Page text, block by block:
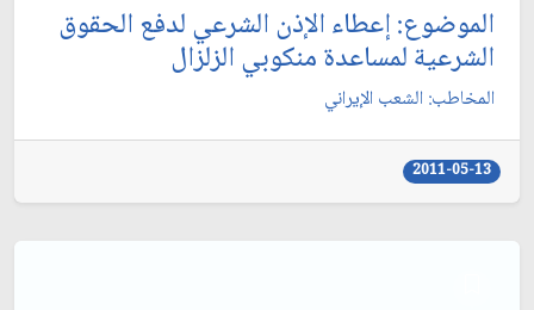
الموضوع: إعطاء الإذن الشرعي لدفع الحقوق
الشرعية لمساعدة منكوبي الزلزال‏
المخاطب: الشعب الإيراني‏
2011-05-13